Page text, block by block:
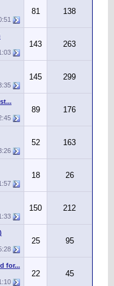
81 138
143 263
145 299
89 176
52 163
18 26
150 212
25 95
for...
22 45